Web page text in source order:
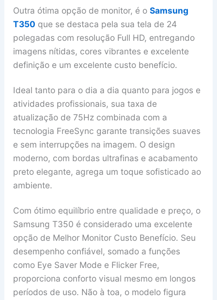
Outra ótima opção de monitor, é o Samsung
T350 que se destaca pela sua tela de 24
polegadas com resolução Full HD, entregando
imagens nítidas, cores vibrantes e excelente
definição e um excelente custo benefício.
Ideal tanto para o dia a dia quanto para jogos e
atividades profissionais, sua taxa de
atualização de 75Hz combinada com a
tecnologia FreeSync garante transições suaves
e sem interrupções na imagem. O design
moderno, com bordas ultrafinas e acabamento
preto elegante, agrega um toque sofisticado ao
ambiente.
Com ótimo equilíbrio entre qualidade e preço, o
Samsung T350 é considerado uma excelente
opção de Melhor Monitor Custo Benefício. Seu
desempenho confiável, somado a funções
como Eye Saver Mode e Flicker Free,
proporciona conforto visual mesmo em longos
períodos de uso. Não à toa, o modelo figura